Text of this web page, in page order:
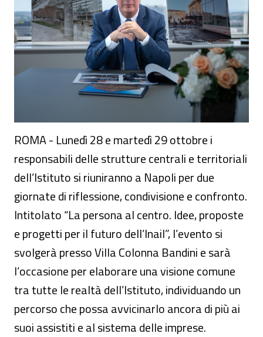
ROMA - Lunedì 28 e martedì 29 ottobre i
responsabili delle strutture centrali e territoriali
dell’Istituto si riuniranno a Napoli per due
giornate di riflessione, condivisione e confronto.
Intitolato “La persona al centro. Idee, proposte
e progetti per il futuro dell’Inail”, l’evento si
svolgerà presso Villa Colonna Bandini e sarà
l’occasione per elaborare una visione comune
tra tutte le realtà dell’Istituto, individuando un
percorso che possa avvicinarlo ancora di più ai
suoi assistiti e al sistema delle imprese.